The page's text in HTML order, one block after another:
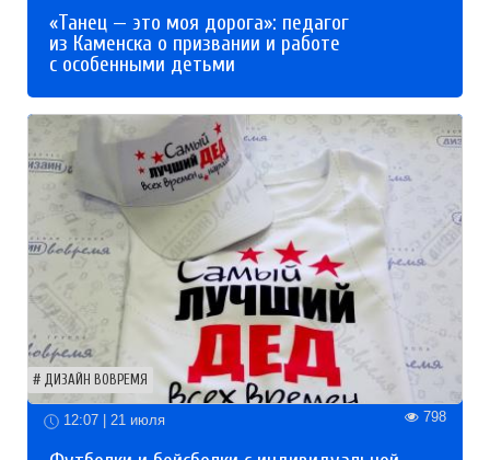
«Танец — это моя дорога»: педагог
из Каменска о призвании и работе
с особенными детьми
ДИЗАЙН ВОВРЕМЯ
12:07 | 21 июля 798